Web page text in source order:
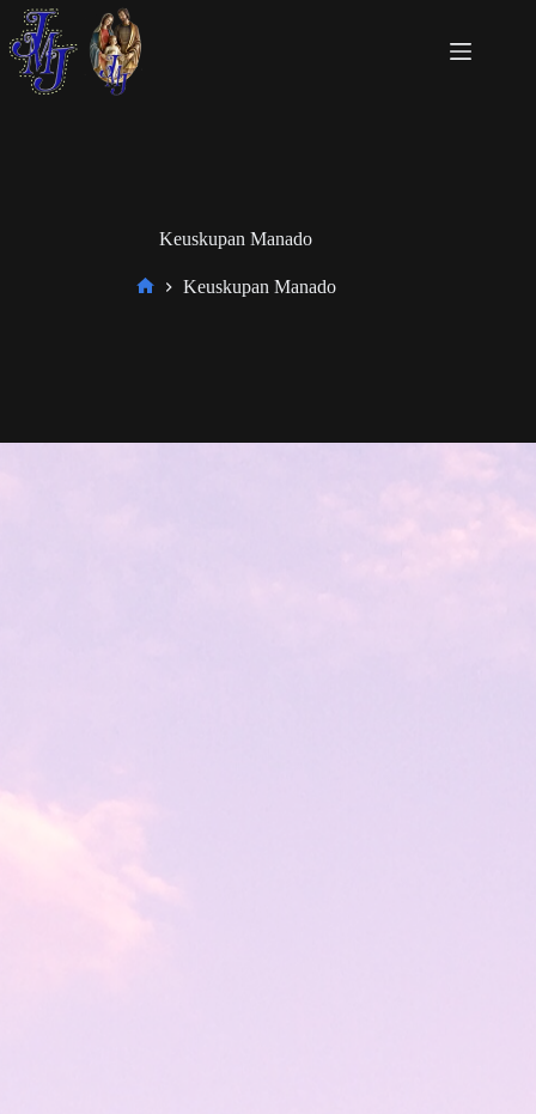
Keuskupan Manado
Keuskupan Manado